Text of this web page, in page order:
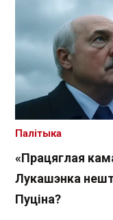
«Працяглая
Лукашэнка
Пуціна?
Палітыка